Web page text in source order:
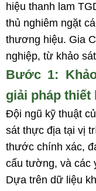
hiệu thanh lam
thủ nghiêm ngặt
thương hiệu. Gia
nghiệp, từ khảo
Bước 1:
giải pháp thiết
Đội ngũ kỹ thuật
sát thực địa tại vị
thước chính xác,
cấu tường, và các
Dựa trên dữ liệu